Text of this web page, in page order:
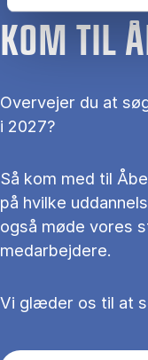
KOM TIL
Overvejer du at
i 2027?
Så kom med til
på hvilke
også møde vores
medarbejdere.
Vi glæder os til at